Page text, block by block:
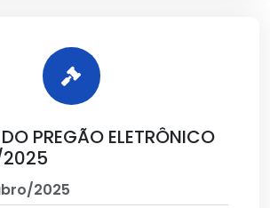
PREGÃO ELETRÔNICO
2025
2025